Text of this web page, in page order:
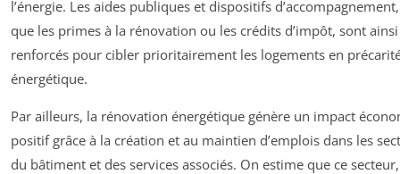
l’énergie. Les aides publiques et dispositifs
que les primes à la rénovation ou les crédits d’impôt, sont ainsi
renforcés pour cibler prioritairement les logements en
énergétique.
Par ailleurs, la rénovation énergétique génère un impact
positif grâce à la création et au maintien d’emplois dans les
du bâtiment et des services associés. On estime que ce